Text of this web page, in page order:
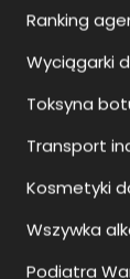
Ranking
Wyciągarki
Toksyna
Transport
Kosmetyki
Wszywka
Podiatra